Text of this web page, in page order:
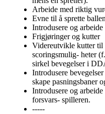
Arbeide med riktig
Evne til å sprette
Introdusere og
Frigjøringer og kutter
Videreutvikle kutter til
scoringsmulig- heter
sirkel bevegelser i
Introdusere
skape pasningsbaner
Introdusere og
forsvars- spilleren.
-----